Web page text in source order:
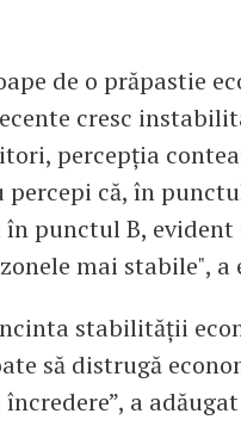
de o prăpastie
cresc
percepția
că, în
punctul B, evident
mai stabile", a
stabilității
să distrugă
a